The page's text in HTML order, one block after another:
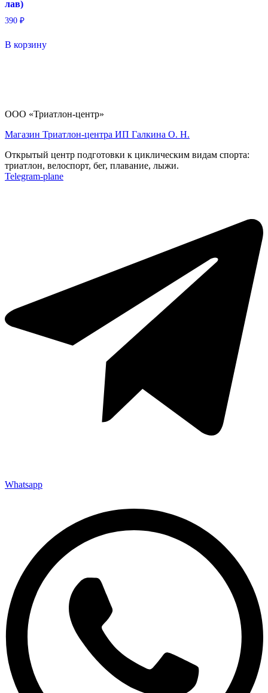
лав)
390 ₽
В корзину
ООО «Триатлон-центр»
Магазин Триатлон-центра ИП Галкина О. Н.
Открытый центр подготовки к циклическим видам спорта:
триатлон, велоспорт, бег, плавание, лыжи.
Telegram-plane
Whatsapp